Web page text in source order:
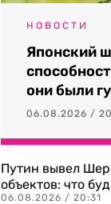
НОВОСТИ
Японский
они были
06.08.2026 /
Путин вывел
объектов: что
06.08.2026 / 20:31